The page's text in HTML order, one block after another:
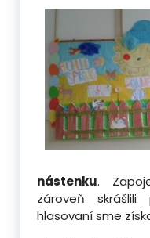
nástenku.
zároveň
hlasovaní sme